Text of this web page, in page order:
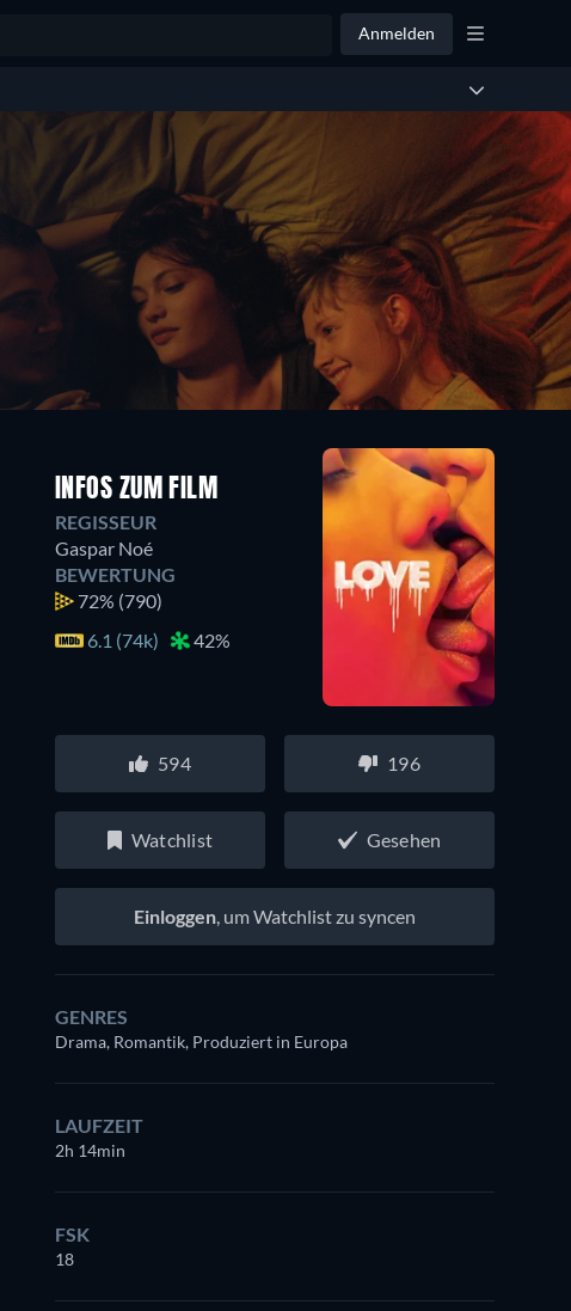
Anmelden
INFOS ZUM FILM
REGISSEUR
Gaspar Noé
BEWERTUNG
72% (790)
6.1 (74k)
42%
594 196
Watchlist Gesehen
Einloggen, um Watchlist zu syncen
GENRES
Drama, Romantik, Produziert in Europa
LAUFZEIT
2h 14min
FSK
18